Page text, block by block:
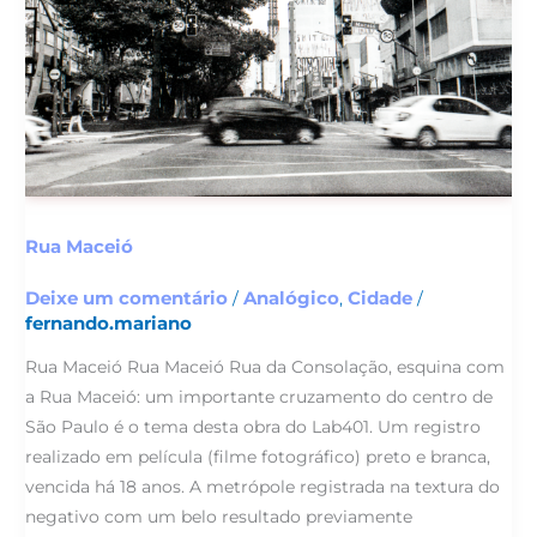
Rua Maceió
Deixe um comentário /Analógico,Cidade /
fernando.mariano
Rua Maceió Rua Maceió Rua da Consolação, esquina com
a Rua Maceió: um importante cruzamento do centro de
São Paulo é o tema desta obra do Lab401. Um registro
realizado em película (filme fotográfico) preto e branca,
vencida há 18 anos. A metrópole registrada na textura do
negativo com um belo resultado previamente